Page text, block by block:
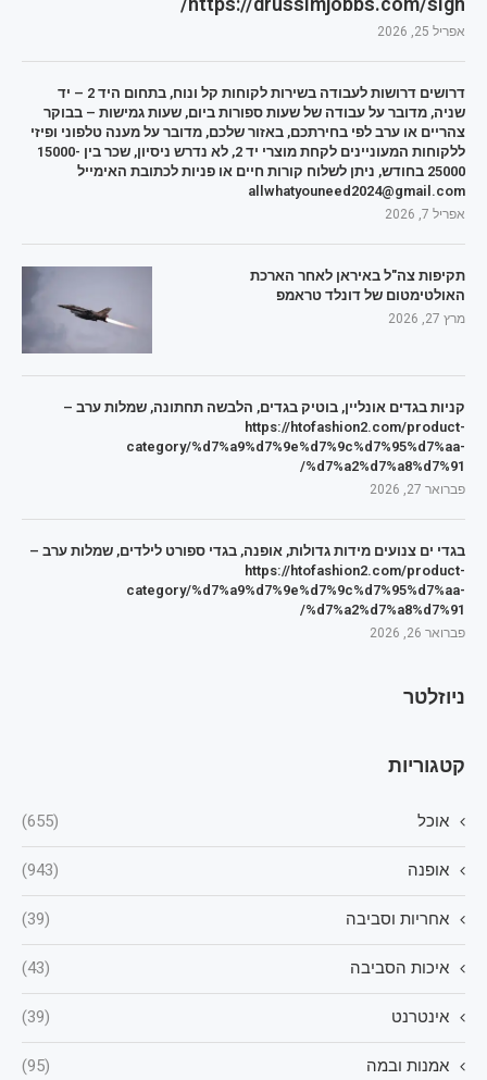
אפריל 25, 2026
דרושים דרושות לעבודה בשירות לקוחות קל ונוח, בתחום היד 2 – יד
שניה, מדובר על עבודה של שעות ספורות ביום, שעות גמישות – בבוקר
צהריים או ערב לפי בחירתכם, באזור שלכם, מדובר על מענה טלפוני ופיזי
ללקוחות המעוניינים לקחת מוצרי יד 2, לא נדרש ניסיון, שכר בין 15000-
25000 בחודש, ניתן לשלוח קורות חיים או פניות לכתובת האימייל
allwhatyouneed2024@gmail.com
אפריל 7, 2026
תקיפות צה"ל באיראן לאחר הארכת
האולטימטום של דונלד טראמפ
מרץ 27, 2026
קניות בגדים אונליין, בוטיק בגדים, הלבשה תחתונה, שמלות ערב –
https://htofashion2.com/product-
category/%d7%a9%d7%9e%d7%9c%d7%95%d7%aa-
%d7%a2%d7%a8%d7%91/
פברואר 27, 2026
בגדי ים צנועים מידות גדולות, אופנה, בגדי ספורט לילדים, שמלות ערב –
https://htofashion2.com/product-
category/%d7%a9%d7%9e%d7%9c%d7%95%d7%aa-
%d7%a2%d7%a8%d7%91/
פברואר 26, 2026
ניוזלטר
קטגוריות
אוכל (655)
אופנה (943)
אחריות וסביבה (39)
איכות הסביבה (43)
אינטרנט (39)
אמנות ובמה (95)